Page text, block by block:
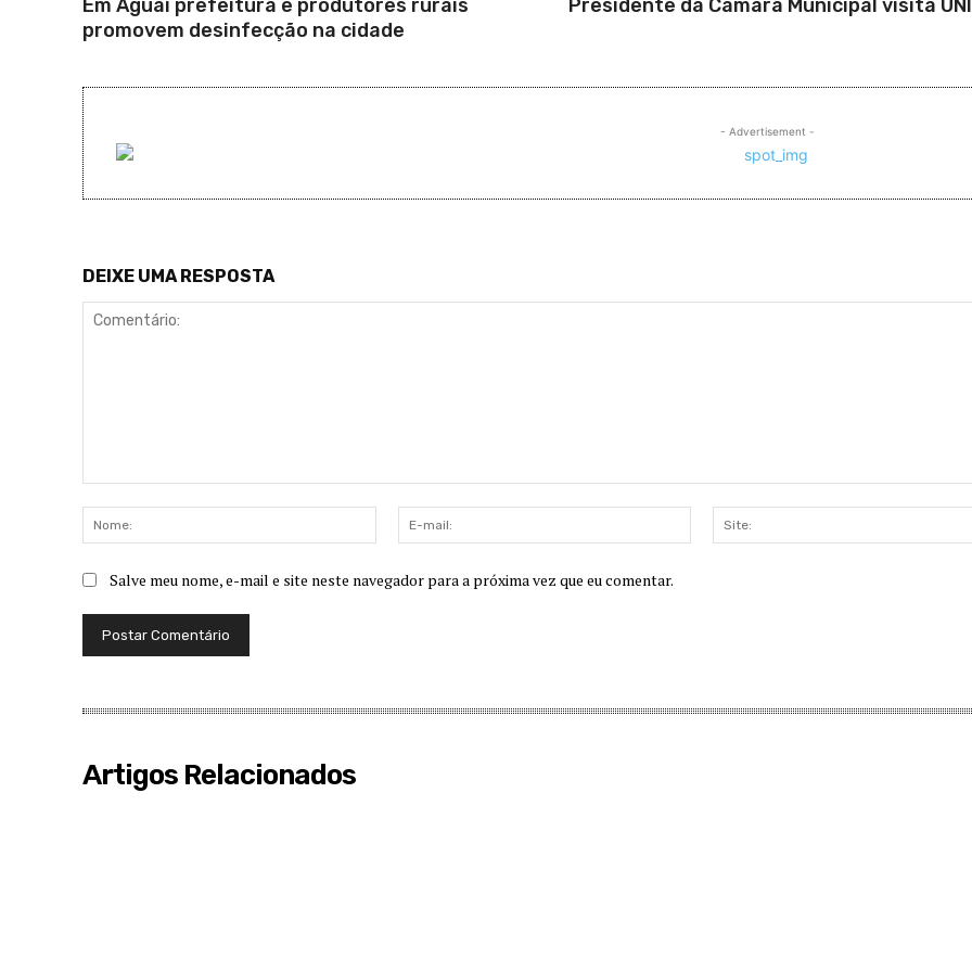
Em Aguaí prefeitura e produtores rurais
promovem desinfecção na cidade
Presidente da Câmara Municipal visita
- Advertisement -
DEIXE UMA RESPOSTA
Nome:
mail:
Salve meu nome, e-mail e site neste navegador para a próxima vez que eu comentar.
Artigos Relacionados